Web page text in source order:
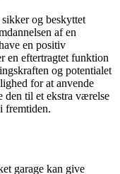
og beskyttet
af en
en positiv
en eftertragtet funktion
og potentialet
for at anvende
den til et ekstra værelse
fremtiden.
garage kan give